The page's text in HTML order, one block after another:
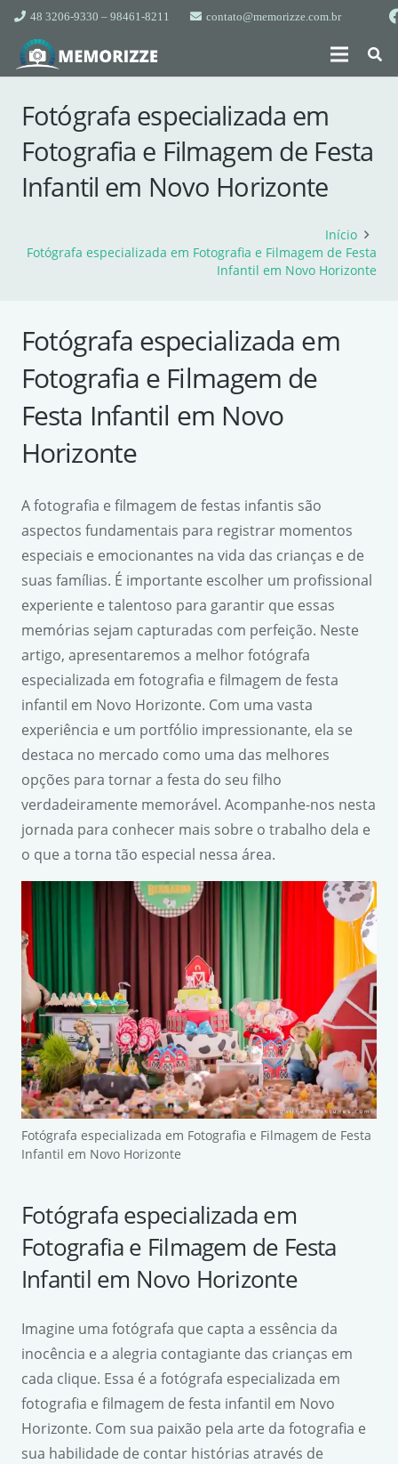
48 3206-9330 – 98461-8211 contato@memorizze.com.br
Fotógrafa especializada em
Fotografia e Filmagem de Festa
Infantil em Novo Horizonte
Início
Fotógrafa especializada em Fotografia e Filmagem de Festa
Infantil em Novo Horizonte
Fotógrafa especializada em
Fotografia e Filmagem de
Festa Infantil em Novo
Horizonte
A fotografia e filmagem de festas infantis são
aspectos fundamentais para registrar momentos
especiais e emocionantes na vida das crianças e de
suas famílias. É importante escolher um profissional
experiente e talentoso para garantir que essas
memórias sejam capturadas com perfeição. Neste
artigo, apresentaremos a melhor fotógrafa
especializada em fotografia e filmagem de festa
infantil em Novo Horizonte. Com uma vasta
experiência e um portfólio impressionante, ela se
destaca no mercado como uma das melhores
opções para tornar a festa do seu filho
verdadeiramente memorável. Acompanhe-nos nesta
jornada para conhecer mais sobre o trabalho dela e
o que a torna tão especial nessa área.
Fotógrafa especializada em Fotografia e Filmagem de Festa
Infantil em Novo Horizonte
Fotógrafa especializada em
Fotografia e Filmagem de Festa
Infantil em Novo Horizonte
Imagine uma fotógrafa que capta a essência da
inocência e a alegria contagiante das crianças em
cada clique. Essa é a fotógrafa especializada em
fotografia e filmagem de festa infantil em Novo
Horizonte. Com sua paixão pela arte da fotografia e
sua habilidade de contar histórias através de